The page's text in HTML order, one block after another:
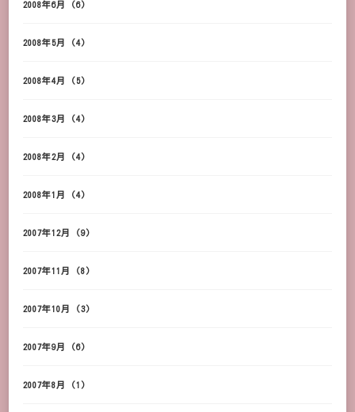
2008年6月 (6)
2008年5月 (4)
2008年4月 (5)
2008年3月 (4)
2008年2月 (4)
2008年1月 (4)
2007年12月 (9)
2007年11月 (8)
2007年10月 (3)
2007年9月 (6)
2007年8月 (1)